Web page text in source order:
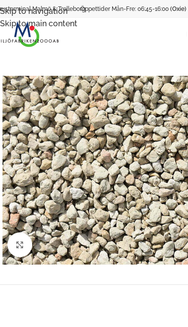
Skip to navigation
Skip to main content
Malmö & TrelleborgÖppettider Mån-Fre: 06:45-16:00 (Oxie)
Klicka för att förstora